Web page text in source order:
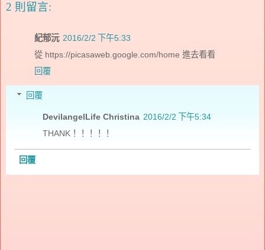
2 則留言:
紀郁沅 2016/2/2 下午5:33
從 https://picasaweb.google.com/home 進去看看
回覆
回覆
DevilangelLife Christina 2016/2/2 下午5:34
THANK！！！！！
回覆